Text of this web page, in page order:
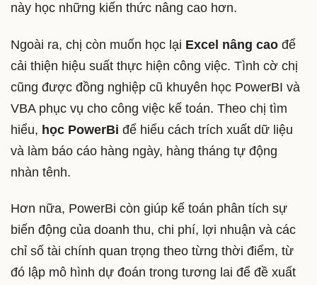
này học những kiến thức nâng cao hơn.
Ngoài ra, chị còn muốn học lại Excel nâng cao để
cải thiện hiệu suất thực hiện công việc. Tình cờ chị
cũng được đồng nghiệp cũ khuyên học PowerBI và
VBA phục vụ cho công việc kế toán. Theo chị tìm
hiểu, học PowerBi để hiểu cách trích xuất dữ liệu
và làm báo cáo hàng ngày, hàng tháng tự động
nhàn tênh.
Hơn nữa, PowerBi còn giúp kế toán phân tích sự
biến động của doanh thu, chi phí, lợi nhuận và các
chỉ số tài chính quan trọng theo từng thời điểm, từ
đó lập mô hình dự đoán trong tương lai để đề xuất